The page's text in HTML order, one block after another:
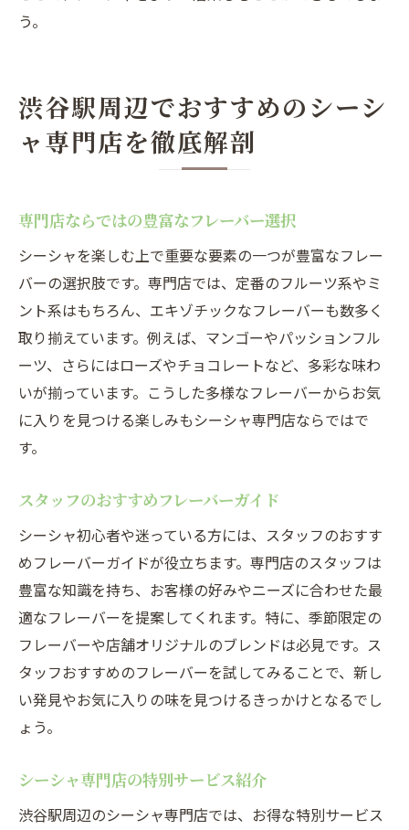
う。
渋谷駅周辺でおすすめのシーシ
ャ専門店を徹底解剖
専門店ならではの豊富なフレーバー選択
シーシャを楽しむ上で重要な要素の一つが豊富なフレー
バーの選択肢です。専門店では、定番のフルーツ系やミ
ント系はもちろん、エキゾチックなフレーバーも数多く
取り揃えています。例えば、マンゴーやパッションフル
ーツ、さらにはローズやチョコレートなど、多彩な味わ
いが揃っています。こうした多様なフレーバーからお気
に入りを見つける楽しみもシーシャ専門店ならではで
す。
スタッフのおすすめフレーバーガイド
シーシャ初心者や迷っている方には、スタッフのおすす
めフレーバーガイドが役立ちます。専門店のスタッフは
豊富な知識を持ち、お客様の好みやニーズに合わせた最
適なフレーバーを提案してくれます。特に、季節限定の
フレーバーや店舗オリジナルのブレンドは必見です。ス
タッフおすすめのフレーバーを試してみることで、新し
い発見やお気に入りの味を見つけるきっかけとなるでし
ょう。
シーシャ専門店の特別サービス紹介
渋谷駅周辺のシーシャ専門店では、お得な特別サービス